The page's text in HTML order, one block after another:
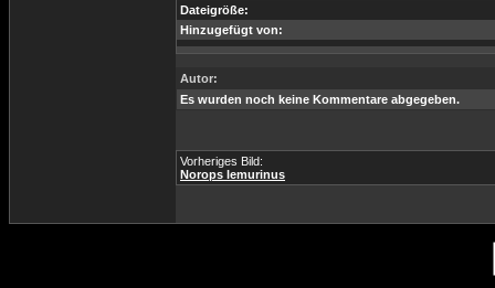
Dateigröße:
Hinzugefügt von:
Autor:
Es wurden noch keine Kommentare abgegeben.
Vorheriges Bild:
Norops lemurinus